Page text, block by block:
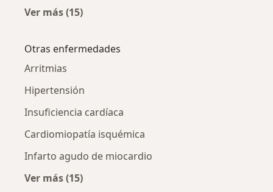
Ver más (15)
Otras enfermedades
Arritmias
Hipertensión
Insuficiencia cardíaca
Cardiomiopatía isquémica
Infarto agudo de miocardio
Ver más (15)